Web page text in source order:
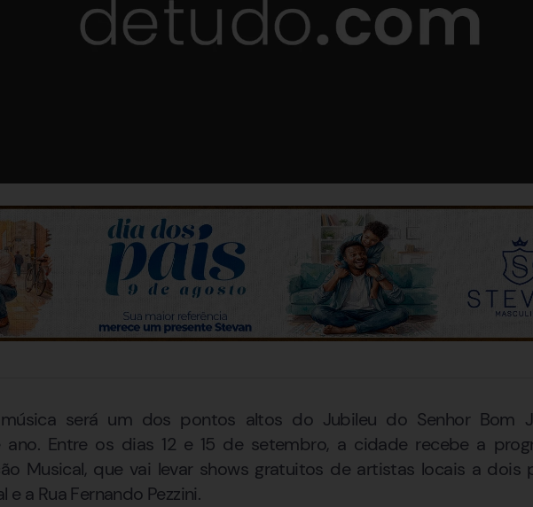
será um dos pontos altos do Jubileu do Senhor Bom
ano. Entre os dias 12 e 15 de setembro, a cidade recebe a
Musical, que vai levar shows gratuitos de artistas locais a dois
a Rua Fernando Pezzini.